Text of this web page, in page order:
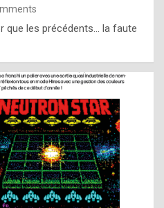
e
f
o
m
m
a
y
b
e
que les précédents… la faute